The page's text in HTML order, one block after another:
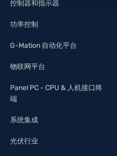
控制器和指示器
功率控制
G-Mation 自动化平台
物联网平台
Panel PC - CPU & 人机接口终
端
系统集成
光伏行业